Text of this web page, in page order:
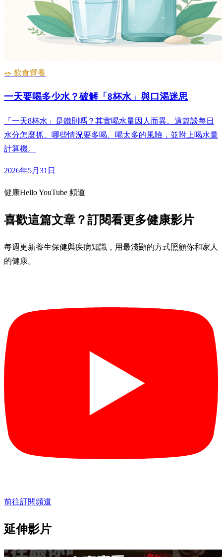
🥗 飲食營養
一天要喝多少水？破解「8杯水」與口渴迷思
「一天8杯水」是鐵則嗎？其實喝水量因人而異。這篇談每日
水分怎麼抓、哪些情況要多喝、喝太多的風險，並附上喝水量
計算機。
2026年5月31日
健康Hello YouTube 頻道
喜歡這篇文章？訂閱看更多健康影片
每週更新養生保健與疾病知識，用最淺顯的方式照顧你和家人
的健康。
前往訂閱頻道
延伸影片